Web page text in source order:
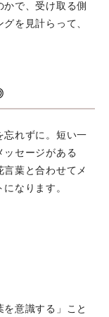
で、受け取る側
を見計らって、
忘れずに。短い一
ッセージがある
葉と合わせてメ
なります。
意識する」こと